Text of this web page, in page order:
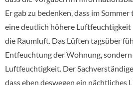
Er gab zu bedenken, dass im
eine deutlich höhere Luftfeuchtigkeit
die Raumluft. Das Lüften tagsüber
Entfeuchtungder Wohnung,
Luftfeuchtigkeit. Der
dass eben deswegen ein nächtliches